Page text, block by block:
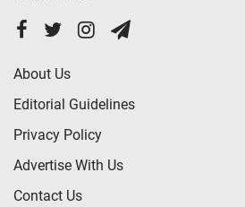
About Us
Editorial Guidelines
Privacy Policy
Advertise With Us
Contact Us